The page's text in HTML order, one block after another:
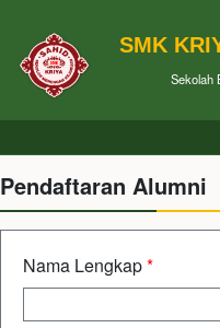
SMK
Sekolah
Pendaftaran Alumni
Nama Lengkap*